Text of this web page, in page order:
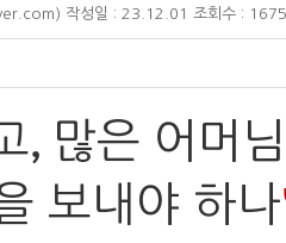
작성일 : 23.12.01 조회수 : 1675
, 많은 어머
보내야 하나